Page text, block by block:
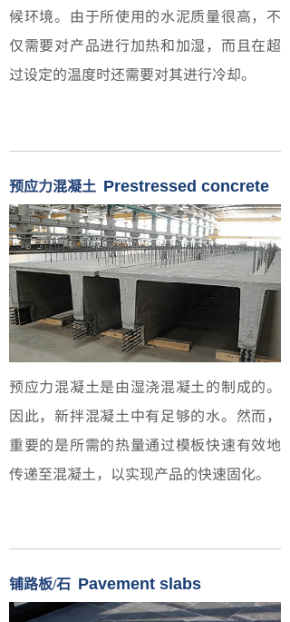
预应力混凝土是由湿浇混凝土的制成的。
因此，新拌混凝土中有足够的水。然而，
重要的是所需的热量通过模板快速有效地
传递至混凝土，以实现产品的快速固化。
铺路板/石 Pavement slabs
候环境。由于所使用的水泥质量很高，不
仅需要对产品进行加热和加湿，而且在超
过设定的温度时还需要对其进行冷却。
预应力混凝土 Prestressed concrete